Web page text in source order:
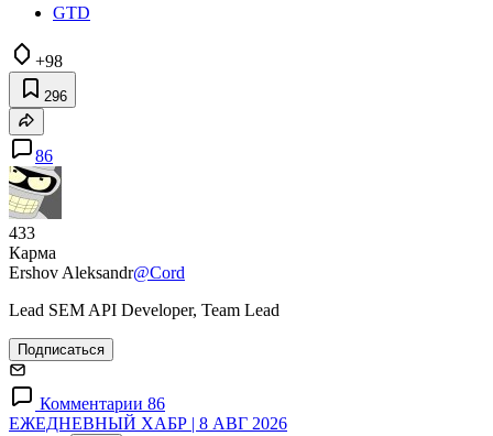
GTD
+98
296
86
433
Карма
Ershov Aleksandr@Cord
Lead SEM API Developer, Team Lead
Подписаться
Комментарии 86
ЕЖЕДНЕВНЫЙ ХАБР | 8 АВГ 2026